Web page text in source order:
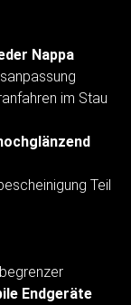
Nappa
im Stau
Teil
Endgeräte